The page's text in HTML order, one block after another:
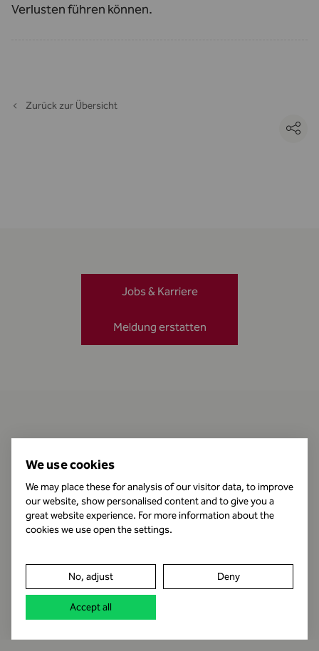
Verlusten führen können.
Zurück zur Übersicht
Öffnungszeiten
Datenschutz
Rechtshinweis
Jobs & Karriere
Meldung erstatten
We use cookies
We may place these for analysis of our visitor data, to improve
our website, show personalised content and to give you a
great website experience. For more information about the
cookies we use open the settings.
No, adjust Deny
Accept all